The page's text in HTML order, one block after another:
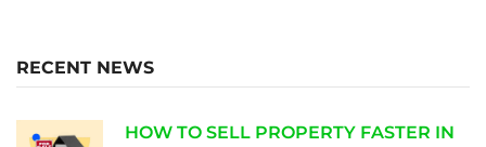
RECENT NEWS
HOW TO SELL PROPERTY FASTER IN